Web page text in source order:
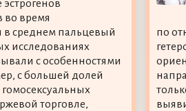
во время
в среднем пальцевый
исследованиях
с особенностями
с большей долей
торговле,
по